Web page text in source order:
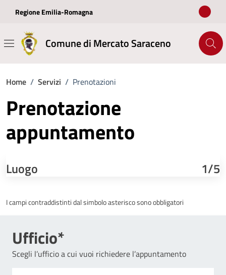
Regione Emilia-Romagna
Comune di Mercato Saraceno
Home / Servizi / Prenotazioni
Prenotazione
appuntamento
Luogo 1/5
I campi contraddistinti dal simbolo asterisco sono obbligatori
Ufficio*
Scegli l’ufficio a cui vuoi richiedere l’appuntamento